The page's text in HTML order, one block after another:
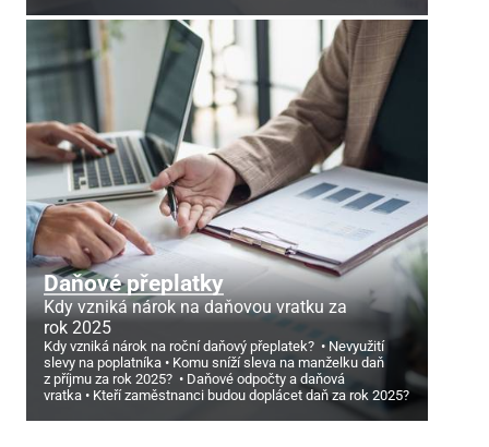
Daňové přeplatky
Kdy vzniká nárok na daňovou vratku za
rok 2025
Kdy vzniká nárok na roční daňový přeplatek?
Nevyužití
slevy na poplatníka
Komu sníží sleva na manželku daň
z příjmu za rok 2025?
Daňové odpočty a daňová
vratka
Kteří zaměstnanci budou doplácet daň za rok 2025?